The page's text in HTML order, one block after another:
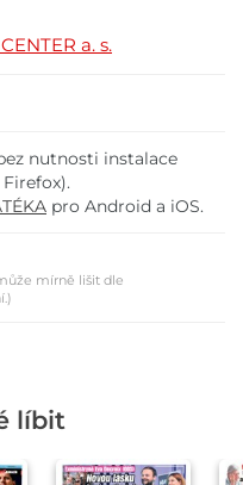
a. s.
nutnosti instalace
pro Android a iOS.
mírně lišit dle
líbit